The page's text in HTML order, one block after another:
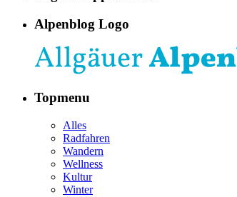
Alpenblog Logo
Topmenu
Alles
Radfahren
Wandern
Wellness
Kultur
Winter